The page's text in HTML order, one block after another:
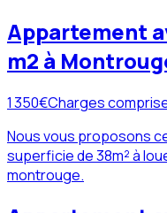
Appartement
m2 à
1 350€Charges
Nous vous proposons
superficie de 38m² à
montrouge.